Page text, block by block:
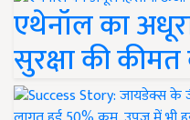
एथेनॉल का
सुरक्षा की